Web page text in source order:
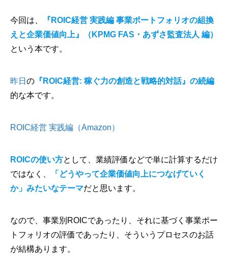
今回は、
『ROIC経営 実践編 事業ポートフォリオの組換
えと企業価値向上』（KPMG FAS・あずさ監査法人 編）
という本です。
昨日 の 『ROIC経営: 稼ぐ力の創造と戦略的対話』の続編
的な本です。
ROIC経営 実践編（Amazon）
ROICの使い方として、業績評価などで単に計算するだけ
ではなく、
「どうやって企業価値向上につなげていく
か」みたいなテーマだと思います。
なので、事業別ROICであったり、それに基づく事業ポー
トフォリオの評価であったり、そういうプロセスのお話
が結構あります。